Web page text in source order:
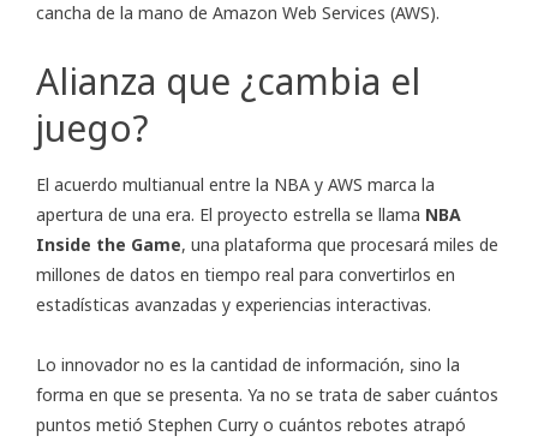
cancha de la mano de Amazon Web Services (AWS).
Alianza que ¿cambia el
juego?
El acuerdo multianual entre la NBA y AWS marca la
apertura de una era. El proyecto estrella se llama NBA
Inside the Game, una plataforma que procesará miles de
millones de datos en tiempo real para convertirlos en
estadísticas avanzadas y experiencias interactivas.
Lo innovador no es la cantidad de información, sino la
forma en que se presenta. Ya no se trata de saber cuántos
puntos metió Stephen Curry o cuántos rebotes atrapó